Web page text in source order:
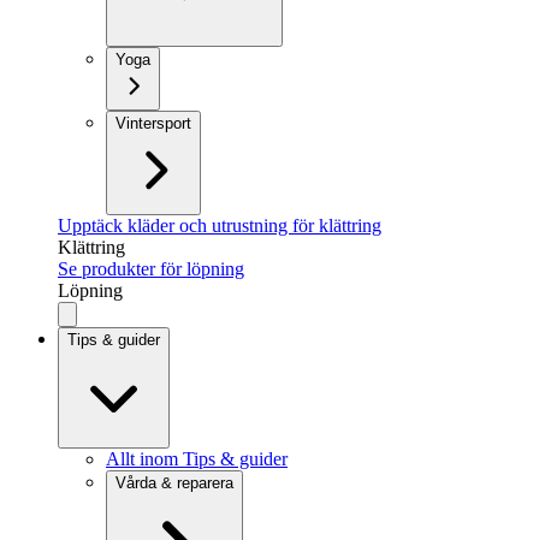
Yoga
Vintersport
Upptäck kläder och utrustning för klättring
Klättring
Se produkter för löpning
Löpning
Tips & guider
Allt inom Tips & guider
Vårda & reparera